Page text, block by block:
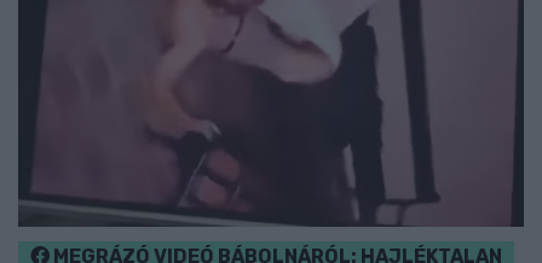
MEGRÁZÓ VIDEÓ BÁBOLNÁRÓL: HAJLÉKTALAN